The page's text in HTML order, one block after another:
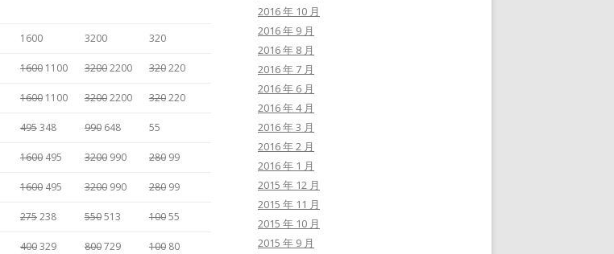
1600 3200 320
1600 1100 32002200 320220
1600 1100 32002200 320220
495348 990 648 55
1600 495 3200 990 280 99
1600 495 3200 990 280 99
275238 550513 10055
400329 800729 100 80
2016 年 10 月
2016 年 9 月
2016 年 8 月
2016 年 7 月
2016 年 6 月
2016 年 4 月
2016 年 3 月
2016 年 2 月
2016 年 1 月
2015 年 12 月
2015 年 11 月
2015 年 10 月
2015 年 9 月